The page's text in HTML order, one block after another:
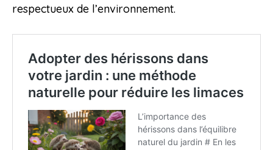
respectueux de l’environnement.